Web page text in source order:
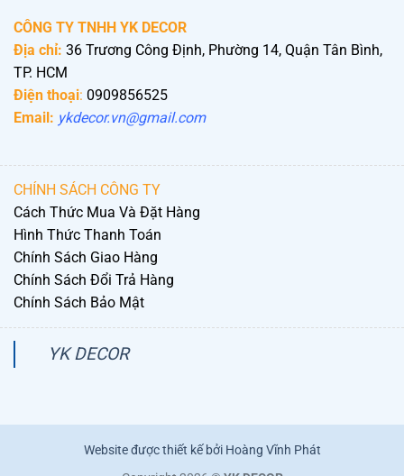
CÔNG TY TNHH YK DECOR
Địa chỉ: 36 Trương Công Định, Phường 14, Quận Tân Bình,
TP. HCM
Điện thoại: 0909856525
Email: ykdecor.vn@gmail.com
CHÍNH SÁCH CÔNG TY
Cách Thức Mua Và Đặt Hàng
Hình Thức Thanh Toán
Chính Sách Giao Hàng
Chính Sách Đổi Trả Hàng
Chính Sách Bảo Mật
YK DECOR
Website được thiết kế bởi Hoàng Vĩnh Phát